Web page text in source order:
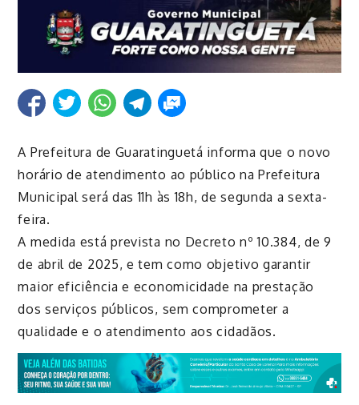
A Prefeitura de Guaratinguetá informa que o novo
horário de atendimento ao público na Prefeitura
Municipal será das 11h às 18h, de segunda a sexta-
feira.
A medida está prevista no Decreto nº 10.384, de 9
de abril de 2025, e tem como objetivo garantir
maior eficiência e economicidade na prestação
dos serviços públicos, sem comprometer a
qualidade e o atendimento aos cidadãos.